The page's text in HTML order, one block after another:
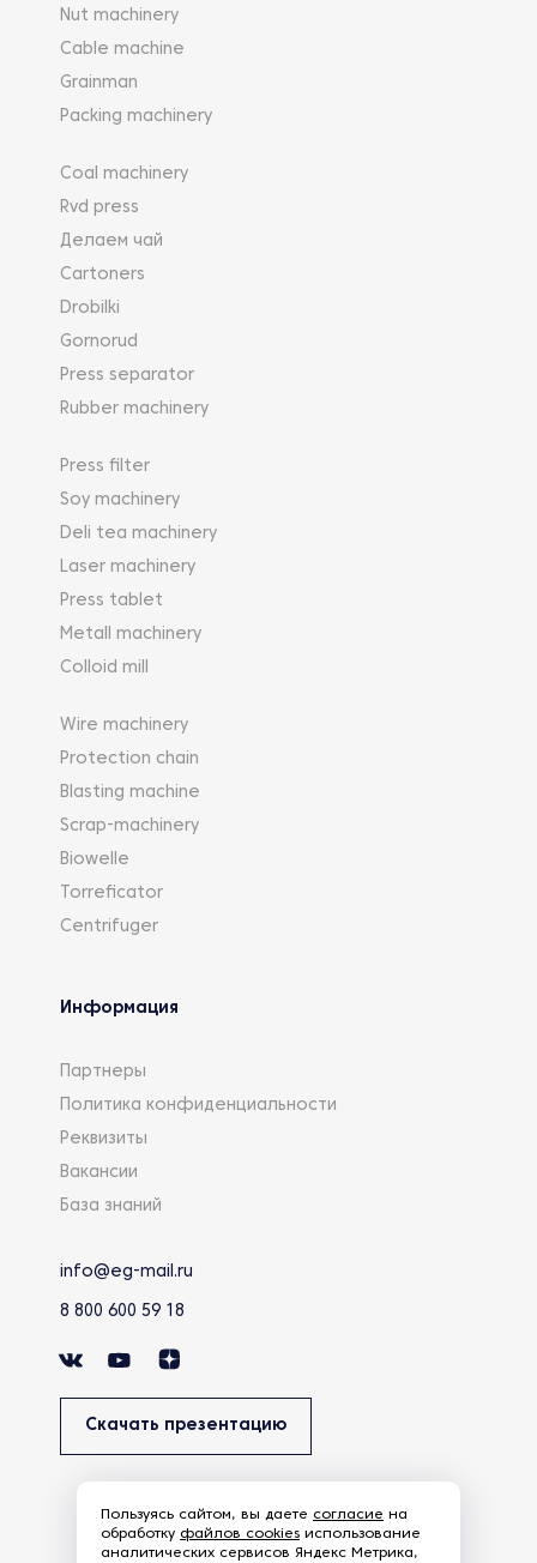
Nut machinery
Cable machine
Grainman
Packing machinery
Coal machinery
Rvd press
Делаем чай
Cartoners
Drobilki
Gornorud
Press separator
Rubber machinery
Press filter
Soy machinery
Deli tea machinery
Laser machinery
Press tablet
Metall machinery
Colloid mill
Wire machinery
Protection chain
Blasting machine
Scrap-machinery
Biowelle
Torreficator
Centrifuger
Информация
Партнеры
Политика конфиденциальности
Реквизиты
Вакансии
База знаний
info@eg-mail.ru
8 800 600 59 18
Скачать презентацию
Пользуясь сайтом, вы даете согласие на
обработку файлов cookies использование
аналитических сервисов Яндекс Метрика,